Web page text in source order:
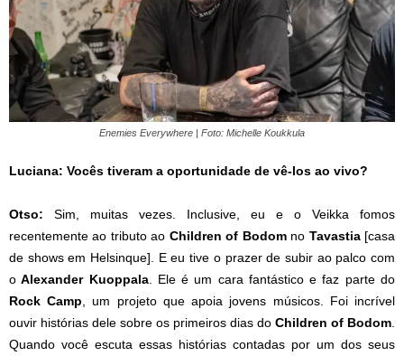
Enemies Everywhere | Foto: Michelle Koukkula
Luciana: Vocês tiveram a oportunidade de vê-los ao vivo?
Otso: Sim, muitas vezes. Inclusive, eu e o Veikka fomos
recentemente ao tributo ao Children of Bodomno Tavastia [casa
de shows em Helsinque]. E eu tive o prazer de subir ao palco com
o Alexander Kuoppala. Ele é um cara fantástico e faz parte do
Rock Camp , um projeto que apoia jovens músicos. Foi incrível
ouvir histórias dele sobre os primeiros dias do Children of Bodom
Quando você escuta essas histórias contadas por um dos seus